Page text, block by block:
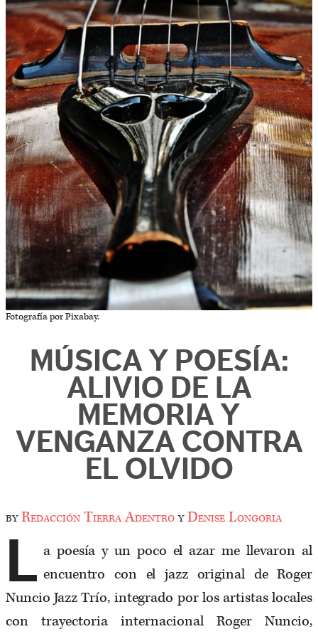
Fotografía por Pixabay.
MÚSICA Y POESÍA:
ALIVIO DE LA
MEMORIA Y
VENGANZA CONTRA
EL OLVIDO
byRedacción Tierra AdentroyDenise Longoria
L a poesía y un poco el azar me llevaron al
encuentro con el jazz original de Roger
Nuncio Jazz Trío, integrado por los artistas locales
con trayectoria internacional Roger Nuncio,